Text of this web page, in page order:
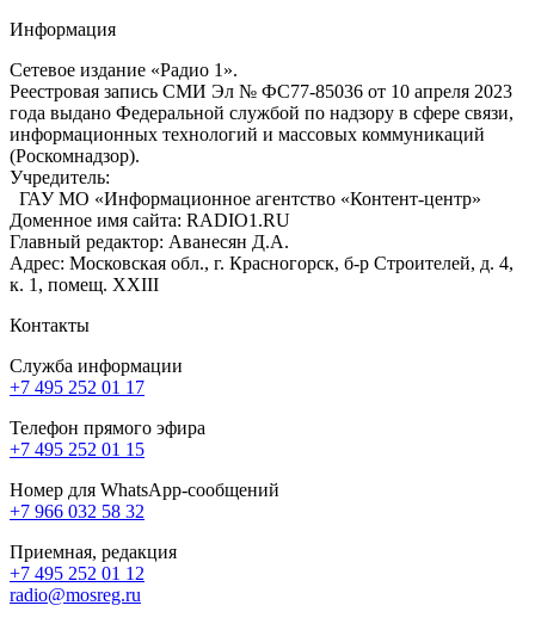
Информация
Сетевое издание «Радио 1».
Реестровая запись СМИ Эл № ФС77-85036 от 10 апреля 2023
года выдано Федеральной службой по надзору в сфере связи,
информационных технологий и массовых коммуникаций
(Роскомнадзор).
Учредитель:
ГАУ МО «Информационное агентство «Контент-центр»
Доменное имя сайта: RADIO1.RU
Главный редактор: Аванесян Д.А.
Адрес: Московская обл., г. Красногорск, б-р Строителей, д. 4,
к. 1, помещ. XXIII
Контакты
Служба информации
+7 495 252 01 17
Телефон прямого эфира
+7 495 252 01 15
Номер для WhatsApp-сообщений
+7 966 032 58 32
Приемная, редакция
+7 495 252 01 12
radio@mosreg.ru